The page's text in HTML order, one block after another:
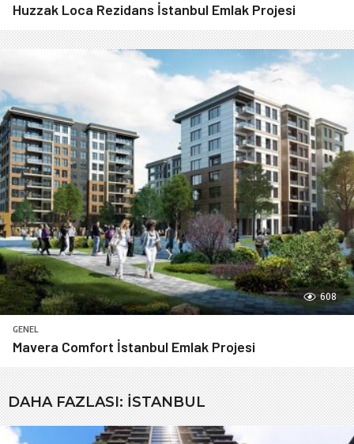
Huzzak Loca Rezidans İstanbul Emlak Projesi
608
GENEL
Mavera Comfort İstanbul Emlak Projesi
DAHA FAZLASI:İSTANBUL